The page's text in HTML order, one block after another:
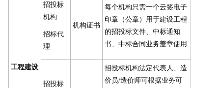
工程建设
招投标
机构
招标代
理
机构证书
每个机构只需一个云签电子
印章（公章）用于建设工程
的招投标文件、中标通知
书、中标合同业务盖章使用
招投标
招投标机构法定代表人、造
价员/造价师可根据业务可